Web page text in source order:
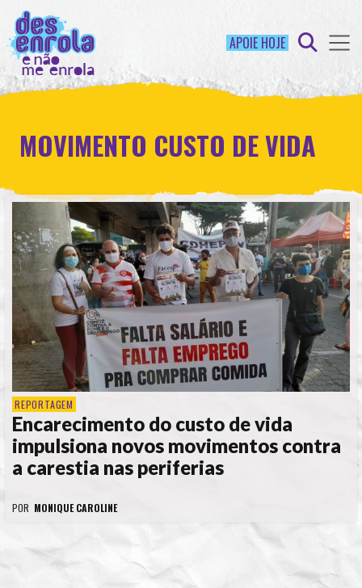
APOIE HOJE
MOVIMENTO CUSTO DE VIDA
REPORTAGEM
Encarecimento do custo de vida
impulsiona novos movimentos contra
a carestia nas periferias
POR MONIQUE CAROLINE